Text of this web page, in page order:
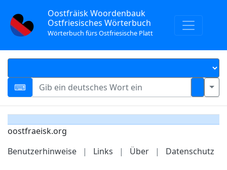
Oostfräisk Woordenbauk
Ostfriesisches Wörterbuch
Wörterbuch fürs Ostfriesische Platt
oostfraeisk.org
Benutzerhinweise
| Links | Über | Datenschutz